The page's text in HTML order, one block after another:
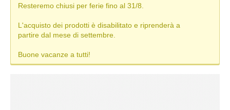
TAPPARELLA IN PVC
TAPPARELLA IN ALLUMINIO
Resteremo chiusi per ferie fino al 31/8.
L'acquisto dei prodotti è disabilitato e riprenderà a
partire dal mese di settembre.
Buone vacanze a tutti!